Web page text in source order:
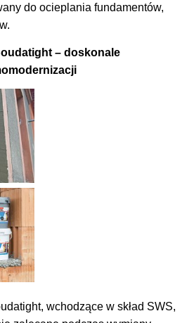
do ocieplania fundamentów,
– doskonale
wchodzące w skład SWS,